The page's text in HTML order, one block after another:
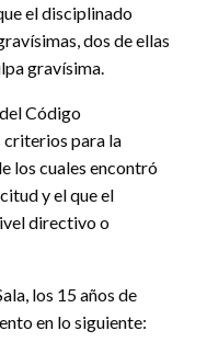
el disciplinado
dos de ellas
gravísima.
Código
para la
los cuales encontró
y el que el
directivo o
los 15 años de
en lo siguiente: